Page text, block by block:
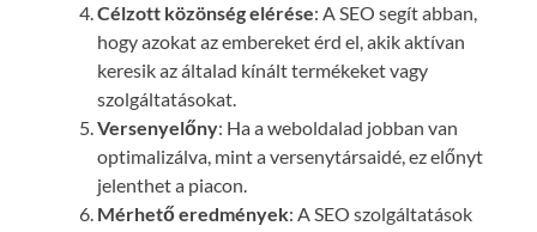
Célzott közönség elérése: A SEO segít abban,
hogy azokat az embereket érd el, akik aktívan
keresik az általad kínált termékeket vagy
szolgáltatásokat.
Versenyelőny: Ha a weboldalad jobban van
optimalizálva, mint a versenytársaidé, ez előnyt
jelenthet a piacon.
Mérhető eredmények: A SEO szolgáltatások